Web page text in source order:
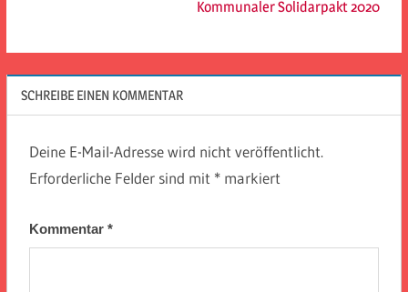
Kommunaler Solidarpakt 2020
SCHREIBE EINEN KOMMENTAR
Deine E-Mail-Adresse wird nicht veröffentlicht.
Erforderliche Felder sind mit *markiert
Kommentar *